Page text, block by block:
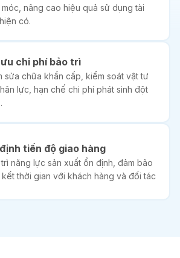
móc, nâng cao hiệu quả sử dụng tài
có.
chi phí bảo trì
sửa chữa khẩn cấp, kiểm soát vật tư
lực, hạn chế chi phí phát sinh đột
tiến độ giao hàng
năng lực sản xuất ổn định, đảm bảo
kết thời gian với khách hàng và đối tác